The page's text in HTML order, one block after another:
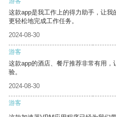
这款app是我工作上的得力助手，让
更轻松地完成工作任务。
2024-08-30
游客
这款app的酒店、餐厅推荐非常有用
验。
2024-08-30
游客